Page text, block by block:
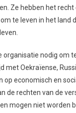
Ze hebben het recht
te leven in het land
organisatie nodig om
met Oekraïense,
op economisch en
de rechten van de
mogen niet worden